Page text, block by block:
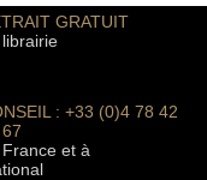
GRATUIT
: +33 (0)4 78 42
et à